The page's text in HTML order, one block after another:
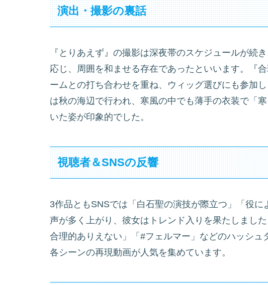
演出・撮影の裏話
『とりあえず』の撮影は深夜帯のスケジュールが続
応じ、周囲を和ませる存在であったといいます。『
ームとの打ち合わせを重ね、ウィッグ選びにも参加
は秋の海辺で行われ、寒風の中でも薄手の衣装で「
いた姿が印象的でした。
視聴者＆SNSの反響
3作品ともSNSでは「白石聖の演技が際立つ」「役
声が多く上がり、彼女はトレンド入りを果たしまし
合理的ありえない」「#フェルマー」などのハッシュ
各シーンの再現動画が人気を集めています。